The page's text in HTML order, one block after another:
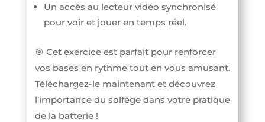
Un accès au lecteur vidéo synchronisé
pour voir et jouer en temps réel.
🎯 Cet exercice est parfait pour renforcer
vos bases en rythme tout en vous amusant.
Téléchargez-le maintenant et découvrez
l’importance du solfège dans votre pratique
de la batterie !